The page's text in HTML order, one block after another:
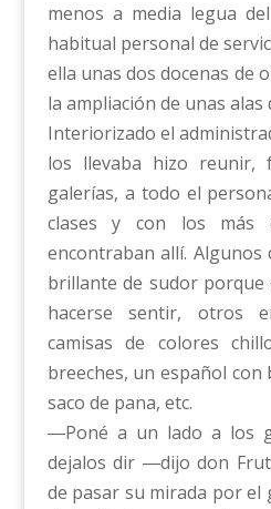
menos a media legua
habitual personal de
ella unas dos docenas de
la ampliación de unas alas
Interiorizado el
los llevaba hizo
galerías, a todo el
clases y con los más
encontraban allí.
brillante de sudor porque
hacerse sentir, otros
camisas de colores
breeches, un español
saco de pana, etc.
―Poné a un lado a los
dejalos dir ―dijo don
de pasar su mirada por el